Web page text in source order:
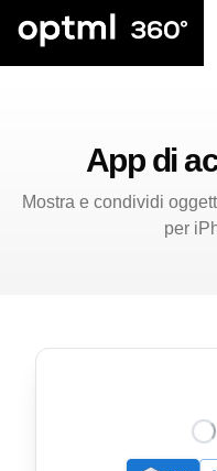
App di
Mostra e condividi
per